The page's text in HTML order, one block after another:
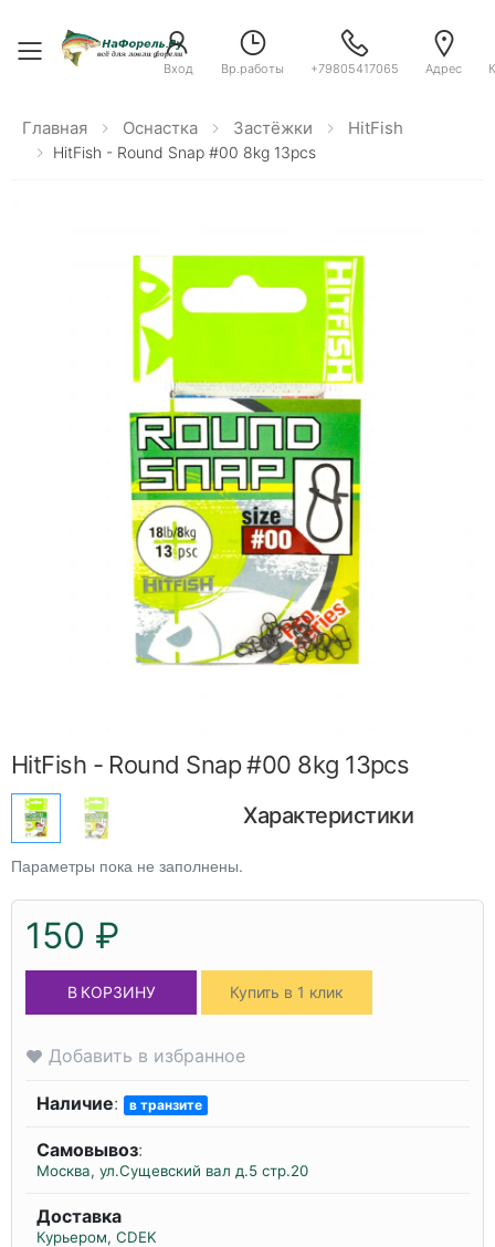
Toggle menu
Вход Вр.работы +79805417065 Адрес
Главная Оснастка Застёжки HitFish
HitFish - Round Snap #00 8kg 13pcs
HitFish - Round Snap #00 8kg 13pcs
Характеристики
Параметры пока не заполнены.
150 ₽
В КОРЗИНУ Купить в 1 клик
Добавить в избранное
Наличие: в транзите
Самовывоз:
Москва, ул.Сущевский вал д.5 стр.20
Доставка
Курьером, CDEK